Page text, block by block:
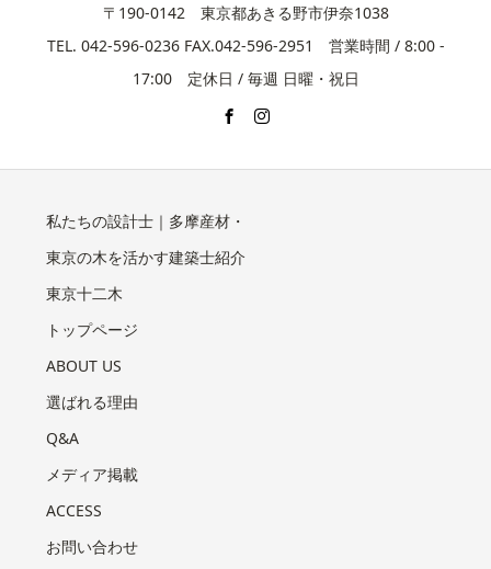
〒190-0142 東京都あきる野市伊奈1038
TEL. 042-596-0236 FAX.042-596-2951 営業時間 / 8:00 -
17:00 定休日 / 毎週 日曜・祝日
私たちの設計士｜多摩産材・
東京の木を活かす建築士紹介
東京十二木
トップページ
ABOUT US
選ばれる理由
Q&A
メディア掲載
ACCESS
お問い合わせ